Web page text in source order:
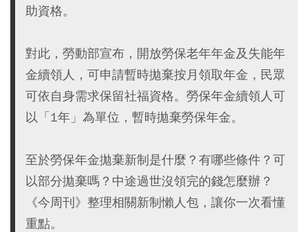
助資格。
對此，勞動部宣布，開放勞保老年年金及失能年
金續領人，可申請暫時拋棄按月領取年金，民眾
可依自身需求保留社福資格。勞保年金續領人可
以「1年」為單位，暫時拋棄勞保年金。
至於勞保年金拋棄新制是什麼？有哪些條件？可
以部分拋棄嗎？中途過世沒領完的錢怎麼辦？
《今周刊》整理相關新制懶人包，讓你一次看懂
重點。